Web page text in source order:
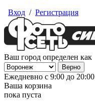
Вход / Регистрация
Ваш город определен как
Ежедневно с 9:00 до 20:00
Ваша корзина
пока пуста